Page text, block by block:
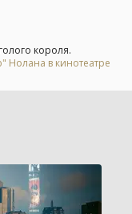
короля.
Нолана в кинотеатре